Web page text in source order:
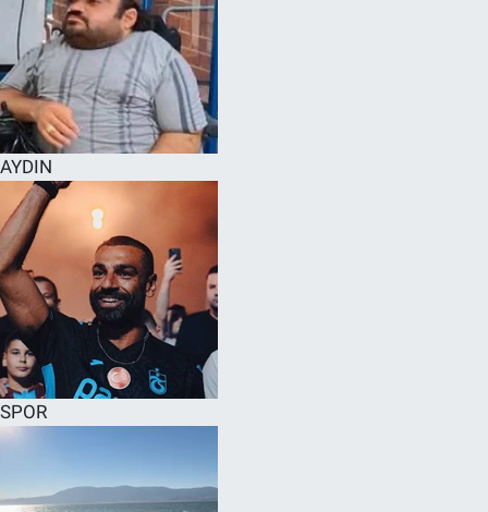
AYDIN
SPOR